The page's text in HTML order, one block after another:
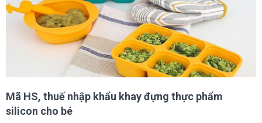
Mã HS, thuế nhập khẩu khay đựng thực phẩm
silicon cho bé